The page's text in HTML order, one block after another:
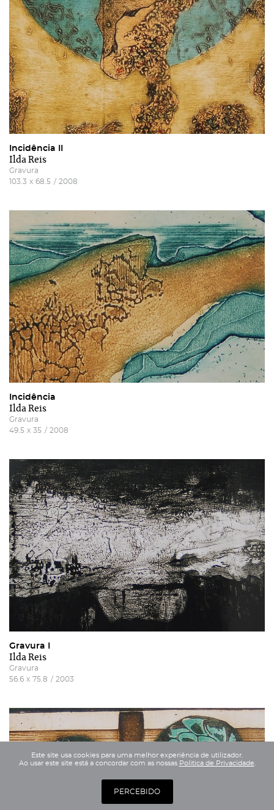
Incidência II
Ilda Reis
Gravura
103.3 x 68.5 / 2008
Incidência
Ilda Reis
Gravura
49.5 x 35 / 2008
Gravura I
Ilda Reis
Gravura
56.6 x 75.8 / 2003
Este site usa cookies para uma melhor experiência de utilizador.
Ao usar este site está a concordar com as nossas Politica de Privacidade
PERCEBIDO